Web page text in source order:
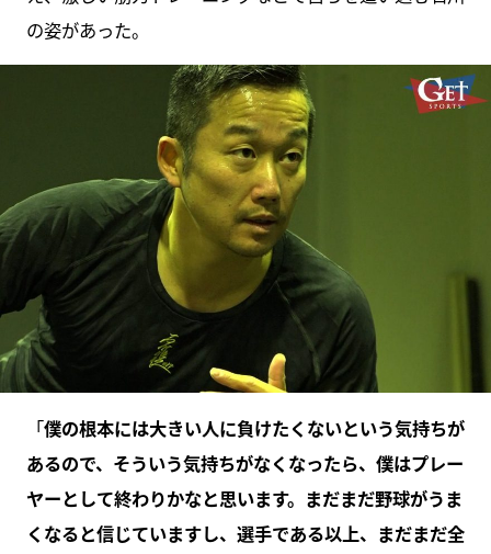
の姿があった。
「僕の根本には大きい人に負けたくないという気持ちが
あるので、そういう気持ちがなくなったら、僕はプレー
ヤーとして終わりかなと思います。まだまだ野球がうま
くなると信じていますし、選手である以上、まだまだ全